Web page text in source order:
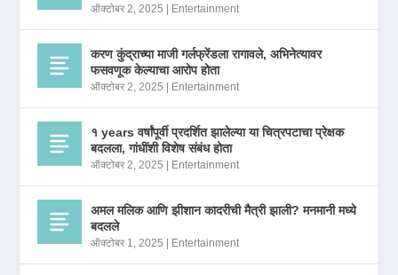
ऑक्टोबर 2, 2025 Entertainment
करण कुंद्राच्या माजी गर्लफ्रेंडला रागावले, अभिनेत्यावर
फसवणूक केल्याचा आरोप होता
ऑक्टोबर 2, 2025 Entertainment
१ years वर्षांपूर्वी प्रदर्शित झालेल्या या चित्रपटाचा प्रेक्षक
बदलला, गांधींशी विशेष संबंध होता
ऑक्टोबर 2, 2025 Entertainment
अमल मलिक आणि झीशान कादरीची मैत्री झाली? मनमानी मध्ये
बदलले
ऑक्टोबर 1, 2025 Entertainment